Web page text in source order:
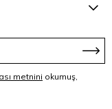
metnini okumuş,